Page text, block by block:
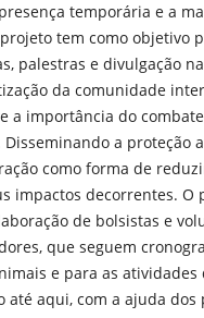
temporária e a
tem como objetivo
palestras e divulgação
da comunidade
a importância do
a proteção
como forma de
impactos decorrentes. O
de bolsistas e
que seguem
e para as atividades
até aqui, com a ajuda dos